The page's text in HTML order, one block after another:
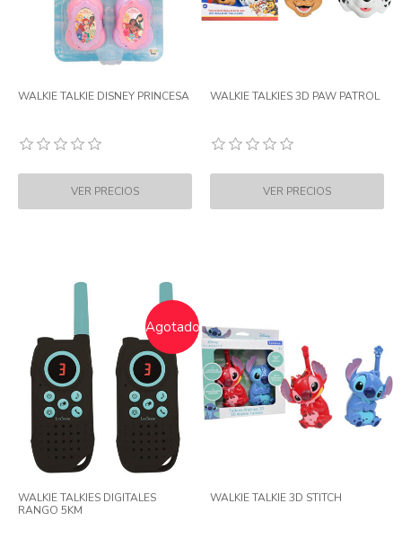
WALKIE TALKIE DISNEY PRINCESA WALKIE TALKIES 3D PAW PATROL
Agotado
WALKIE TALKIES DIGITALES
RANGO 5KM
WALKIE TALKIE 3D STITCH